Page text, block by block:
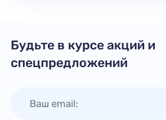
Будьте в курсе акций и
спецпредложений